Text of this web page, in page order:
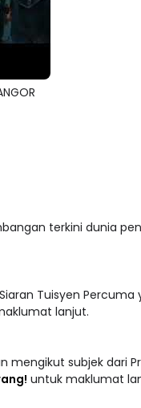
terkini dunia
Tuisyen Percuma
lanjut.
mengikut subjek dari
untuk maklumat